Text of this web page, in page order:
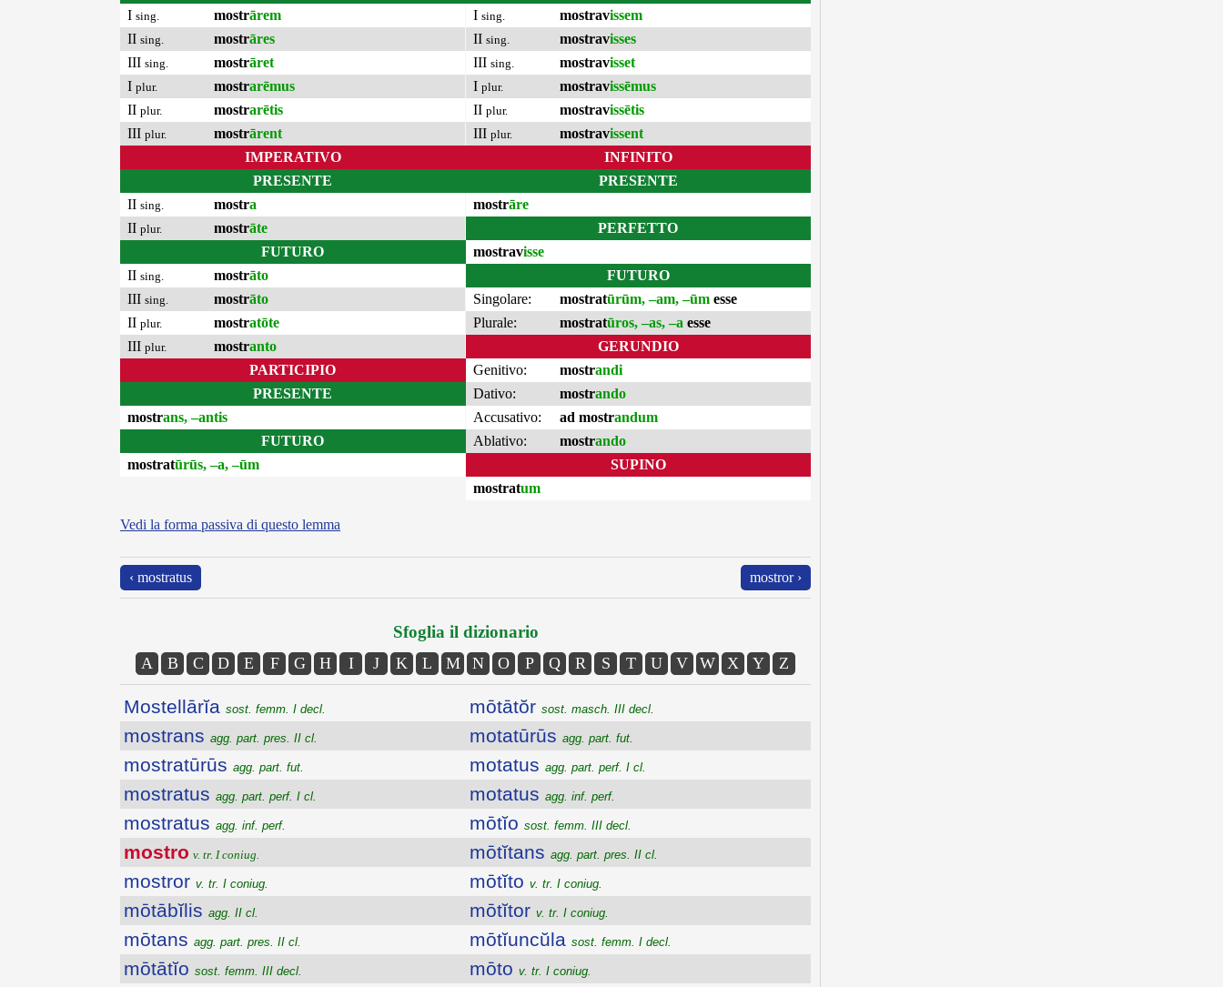
I sing. mostrārem
II sing. mostrāres
III sing. mostrāret
I plur. mostrarēmus
II plur. mostrarētis
III plur. mostrārent
I sing. mostravissem
II sing. mostravisses
III sing. mostravisset
I plur. mostravissēmus
II plur. mostravissētis
III plur. mostravissent
IMPERATIVO
PRESENTE
II sing. mostra
II plur. mostrāte
FUTURO
II sing. mostrāto
III sing. mostrāto
II plur. mostratōte
III plur. mostranto
PARTICIPIO
PRESENTE
mostrans, –antis
FUTURO
mostratūrūs, –a, –ūm
INFINITO
PRESENTE
mostrāre
PERFETTO
mostravisse
FUTURO
Singolare:
mostratūrūm, –am, –ūm esse
Plurale:
mostratūros, –as, –a esse
GERUNDIO
Genitivo:
mostrandi
Dativo:
mostrando
Accusativo:
ad mostrandum
Ablativo:
mostrando
SUPINO
mostratum
Vedi la forma passiva di questo lemma
‹ mostratus mostror ›
Sfoglia il dizionario
A B C D E F G H I J K L M N O P Q R S T U V W X Y Z
Mostellārĭa sost. femm. I decl.
mostrans agg. part. pres. II cl.
mostratūrūs agg. part. fut.
mostratus agg. part. perf. I cl.
mostratus agg. inf. perf.
mostro v. tr. I coniug.
mostror v. tr. I coniug.
mōtābĭlis agg. II cl.
mōtans agg. part. pres. II cl.
mōtātĭo sost. femm. III decl.
mōtātŏr sost. masch. III decl.
motatūrūs agg. part. fut.
motatus agg. part. perf. I cl.
motatus agg. inf. perf.
mōtĭo sost. femm. III decl.
mōtĭtans agg. part. pres. II cl.
mōtĭto v. tr. I coniug.
mōtĭtor v. tr. I coniug.
mōtĭuncŭla sost. femm. I decl.
mōto v. tr. I coniug.